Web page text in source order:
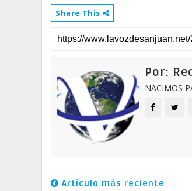
Share This
Por:
NACIMOS
Artículo más reciente